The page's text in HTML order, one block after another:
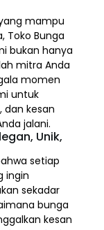
mampu
Toko Bunga
bukan hanya
mitra Anda
momen
untuk
dan kesan
jalani.
Unik,
setiap
ingin
sekadar
bunga
kesan